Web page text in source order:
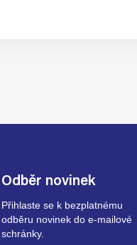
Odběr novinek
Přihlaste se k bezplatnému
odběru novinek do e-mailové
schránky.